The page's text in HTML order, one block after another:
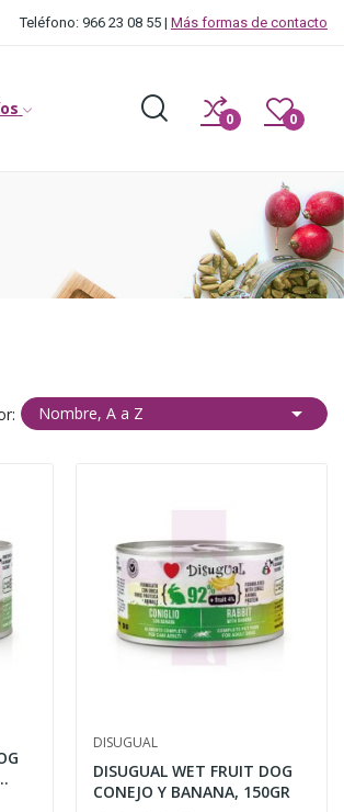
Teléfono: 966 23 08 55 | Más formas de contacto
0 0
Nombre, A a Z 
DISUGUAL
DISUGUAL WET FRUIT DOG
CONEJO Y BANANA, 150GR